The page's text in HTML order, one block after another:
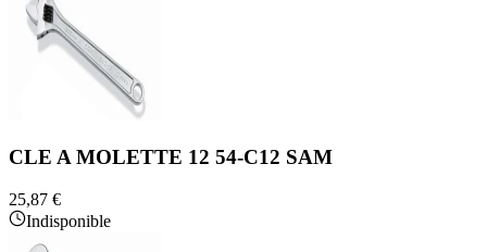
CLE A MOLETTE 12 54-C12 SAM
25,87 €
Indisponible